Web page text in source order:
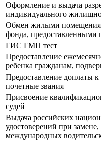
Оформление и выдача
индивидуального
Обмен жилыми
фонда, предоставленными
ГИС ГМП тест
Предоставление
ребенка гражданам,
Предоставление доплаты
почетные звания
Присвоение
судей
Выдача российских
удостоверений при
международных